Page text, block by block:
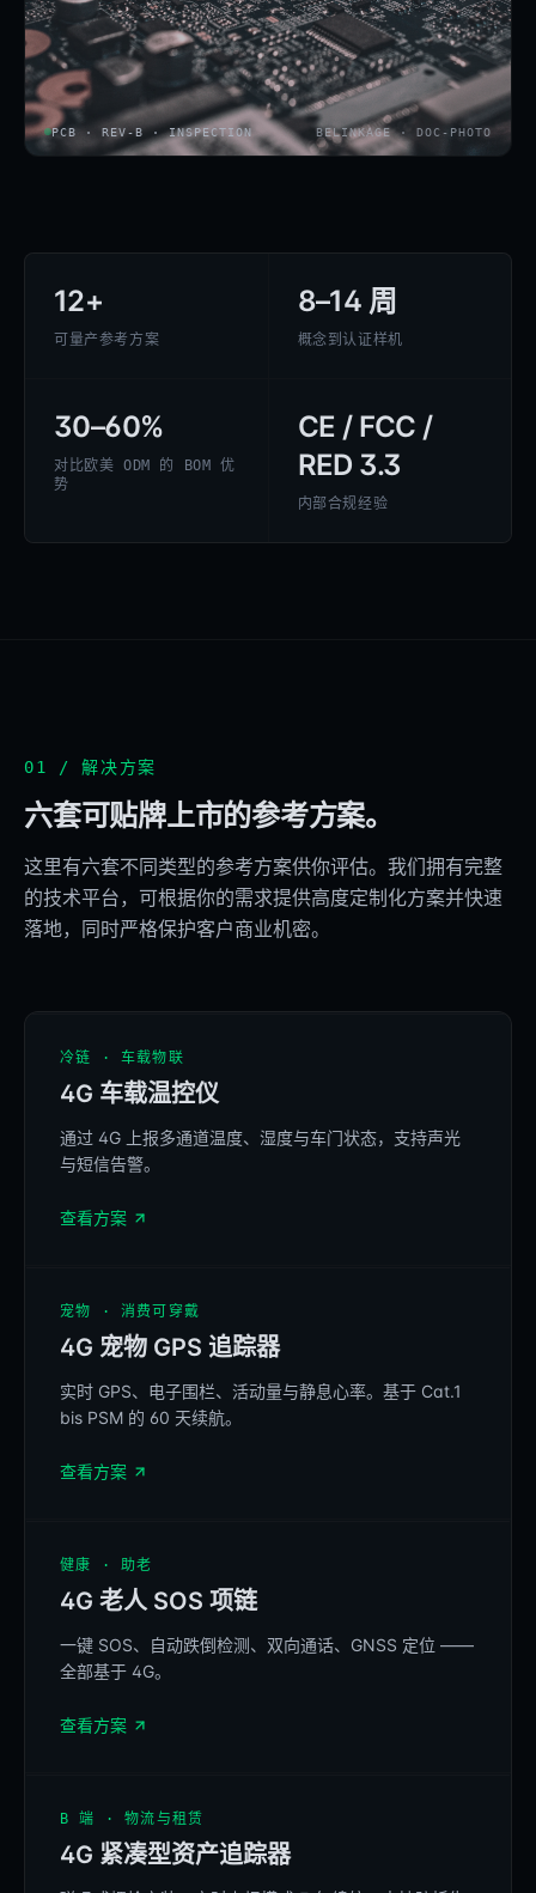
PCB · REV-B · INSPECTION BELINKAGE · DOC-PHOTO
12+
可量产参考方案
8–14 周
概念到认证样机
30–60%
对比欧美 ODM 的 BOM 优
势
CE / FCC /
RED 3.3
内部合规经验
01 / 解决方案
六套可贴牌上市的参考方案。
这里有六套不同类型的参考方案供你评估。我们拥有完整
的技术平台，可根据你的需求提供高度定制化方案并快速
落地，同时严格保护客户商业机密。
BELINKAGE T4
24.3 C 41.4%RH
冷链 · 车载物联
4G 车载温控仪
通过 4G 上报多通道温度、湿度与车门状态，支持声光
与短信告警。
查看方案
宠物 · 消费可穿戴
4G 宠物 GPS 追踪器
实时 GPS、电子围栏、活动量与静息心率。基于 Cat.1
bis PSM 的 60 天续航。
查看方案
SOS
健康 · 助老
4G 老人 SOS 项链
一键 SOS、自动跌倒检测、双向通话、GNSS 定位 ——
全部基于 4G。
查看方案
B 端 · 物流与租赁
4G 紧凑型资产追踪器